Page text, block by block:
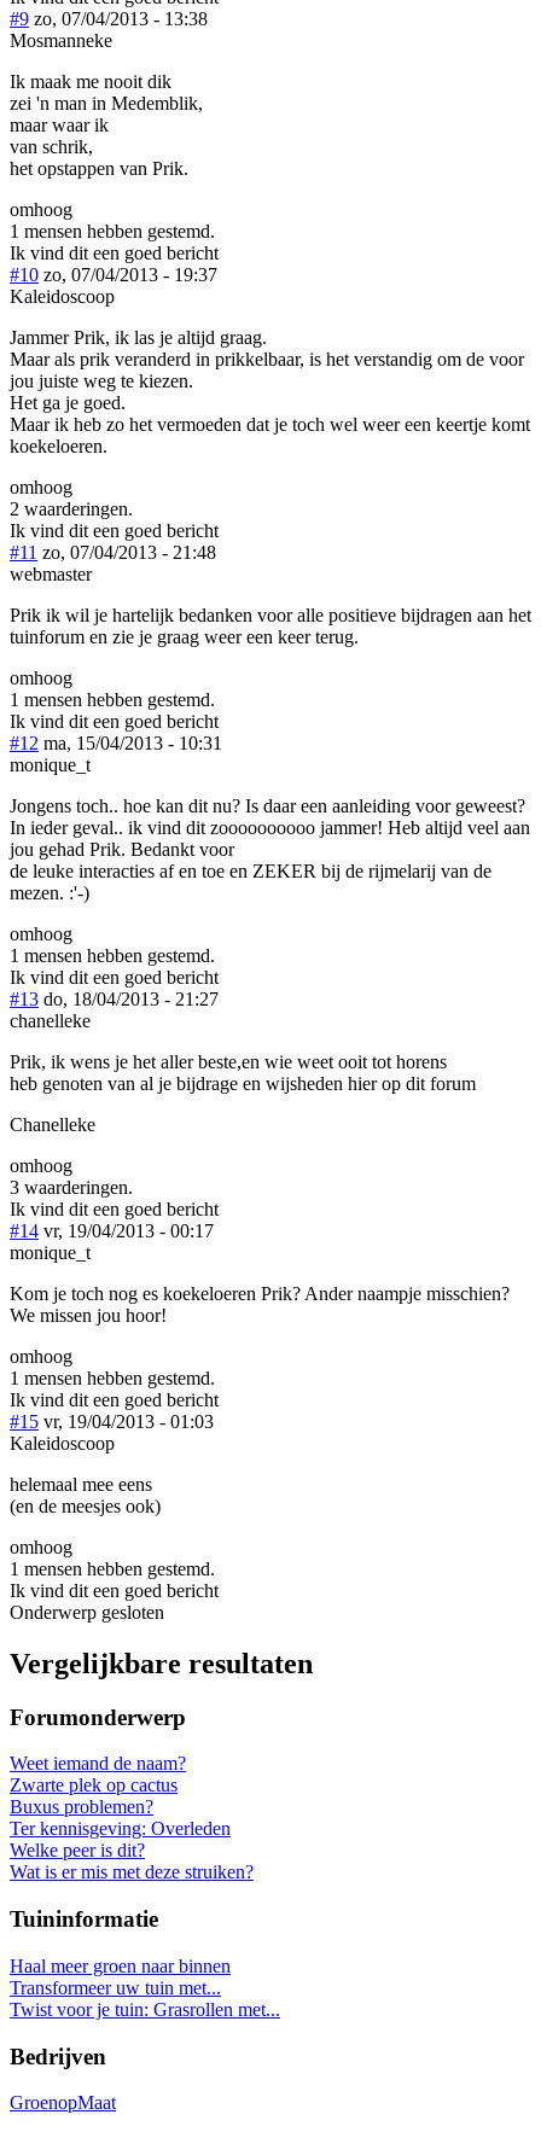
#9 zo, 07/04/2013 - 13:38
Mosmanneke
Ik maak me nooit dik
zei 'n man in Medemblik,
maar waar ik
van schrik,
het opstappen van Prik.
omhoog
1 mensen hebben gestemd.
Ik vind dit een goed bericht
#10 zo, 07/04/2013 - 19:37
Kaleidoscoop
Jammer Prik, ik las je altijd graag.
Maar als prik veranderd in prikkelbaar, is het verstandig om de voor
jou juiste weg te kiezen.
Het ga je goed.
Maar ik heb zo het vermoeden dat je toch wel weer een keertje komt
koekeloeren.
omhoog
2 waarderingen.
Ik vind dit een goed bericht
#11 zo, 07/04/2013 - 21:48
webmaster
Prik ik wil je hartelijk bedanken voor alle positieve bijdragen aan het
tuinforum en zie je graag weer een keer terug.
omhoog
1 mensen hebben gestemd.
Ik vind dit een goed bericht
#12 ma, 15/04/2013 - 10:31
monique_t
Jongens toch.. hoe kan dit nu? Is daar een aanleiding voor geweest?
In ieder geval.. ik vind dit zoooooooooo jammer! Heb altijd veel aan
jou gehad Prik. Bedankt voor
de leuke interacties af en toe en ZEKER bij de rijmelarij van de
mezen. :'-)
omhoog
1 mensen hebben gestemd.
Ik vind dit een goed bericht
#13 do, 18/04/2013 - 21:27
chanelleke
Prik, ik wens je het aller beste,en wie weet ooit tot horens
heb genoten van al je bijdrage en wijsheden hier op dit forum
Chanelleke
omhoog
3 waarderingen.
Ik vind dit een goed bericht
#14 vr, 19/04/2013 - 00:17
monique_t
Kom je toch nog es koekeloeren Prik? Ander naampje misschien?
We missen jou hoor!
omhoog
1 mensen hebben gestemd.
Ik vind dit een goed bericht
#15 vr, 19/04/2013 - 01:03
Kaleidoscoop
helemaal mee eens
(en de meesjes ook)
omhoog
1 mensen hebben gestemd.
Ik vind dit een goed bericht
Onderwerp gesloten
Vergelijkbare resultaten
Forumonderwerp
Weet iemand de naam?
Zwarte plek op cactus
Buxus problemen?
Ter kennisgeving: Overleden
Welke peer is dit?
Wat is er mis met deze struiken?
Tuininformatie
Haal meer groen naar binnen
Transformeer uw tuin met...
Twist voor je tuin: Grasrollen met...
Bedrijven
GroenopMaat